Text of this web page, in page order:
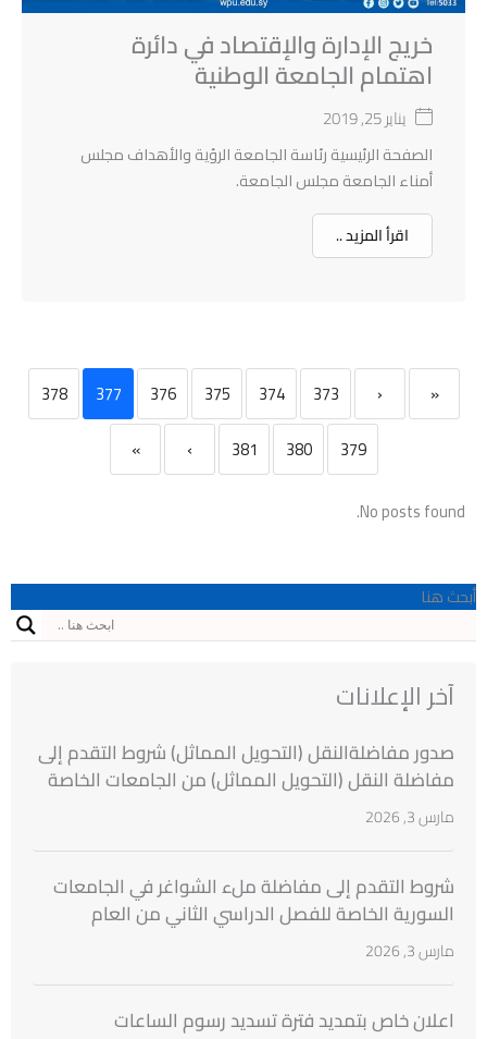
خريج الإدارة والإقتصاد في دائرة
اهتمام الجامعة الوطنية
يناير 25, 2019
الصفحة الرئيسية رئاسة الجامعة الرؤية والأهداف مجلس
أمناء الجامعة مجلس الجامعة.
اقرأ المزيد ..
«
‹
373
374
375
376
377
378
379
380
381
›
»
No posts found.
أبحث هنا
آخر الإعلانات
صدور مفاضلةالنقل (التحويل المماثل) شروط التقدم إلى
مفاضلة النقل (التحويل المماثل) من الجامعات الخاصة
السورية إلى الجامعات الخاصة السورية للطلاب
المقبولين بنتائج مفاضلة القبول الجامعي للعام
الدراسي 2025/2026
مارس 3, 2026
شروط التقدم إلى مفاضلة ملء الشواغر في الجامعات
السورية الخاصة للفصل الدراسي الثاني من العام
الدراسي 2025 ــ 2026
مارس 3, 2026
اعلان خاص بتمديد فترة تسديد رسوم الساعات